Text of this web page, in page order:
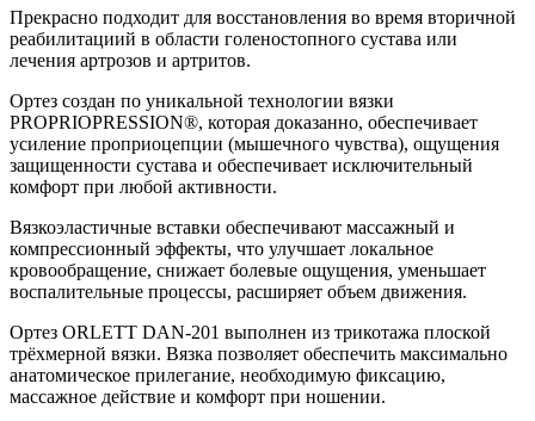
Прекрасно подходит для восстановления во время вторичной
реабилитациий в области голеностопного сустава или
лечения артрозов и артритов.
Ортез создан по уникальной технологии вязки
PROPRIOPRESSION®, которая доказанно, обеспечивает
усиление проприоцепции (мышечного чувства), ощущения
защищенности сустава и обеспечивает исключительный
комфорт при любой активности.
Вязкоэластичные вставки обеспечивают массажный и
компрессионный эффекты, что улучшает локальное
кровообращение, снижает болевые ощущения, уменьшает
воспалительные процессы, расширяет объем движения.
Ортез ORLETT DAN-201 выполнен из трикотажа плоской
трёхмерной вязки. Вязка позволяет обеспечить максимально
анатомическое прилегание, необходимую фиксацию,
массажное действие и комфорт при ношении.